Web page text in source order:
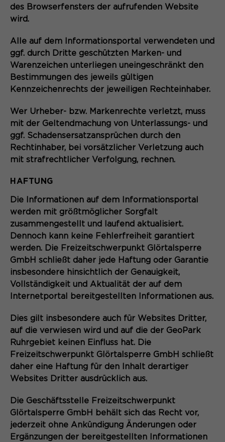
des Browserfensters der aufrufenden Website
wird.
Alle auf dem Informationsportal verwendeten und
ggf. durch Dritte geschützten Marken- und
Warenzeichen unterliegen uneingeschränkt den
Bestimmungen des jeweils gültigen
Kennzeichenrechts der jeweiligen Rechteinhaber.
Wer Urheber- bzw. Markenrechte verletzt, muss
mit der Geltendmachung von Unterlassungs- und
ggf. Schadensersatzansprüchen durch den
Rechtinhaber, bei vorsätzlicher Verletzung auch
mit strafrechtlicher Verfolgung, rechnen.
HAFTUNG
Die Informationen auf dem Informationsportal
werden mit größtmöglicher Sorgfalt
zusammengestellt und laufend aktualisiert.
Dennoch kann keine Fehlerfreiheit garantiert
werden. Die Freizeitschwerpunkt Glörtalsperre
GmbH schließt daher jede Haftung oder Garantie
insbesondere hinsichtlich der Genauigkeit,
Vollständigkeit und Aktualität der auf dem
Internetportal bereitgestellten Informationen aus.
Dies gilt insbesondere auch für Websites Dritter,
auf die verwiesen wird und auf die der GeoPark
Ruhrgebiet keinen Einfluss hat. Die
Freizeitschwerpunkt Glörtalsperre GmbH schließt
daher eine Haftung für den Inhalt derartiger
Websites Dritter ausdrücklich aus.
Die Geschäftsstelle Freizeitschwerpunkt
Glörtalsperre GmbH behält sich das Recht vor,
jederzeit ohne Ankündigung Änderungen oder
Ergänzungen der bereitgestellten Informationen
angemeldet ist und die Rechte besitzt
diese zu verwalten.
Name cookie_optin
Anbieter Sgalinski
Laufzeit 1 Monat
Speichert den Zustimmungsstatus des
Name
Anbieter Matomo
Laufzeit Sitzung
Zweck
Temporäre Session-ID, ohne
personenbezogene Daten.